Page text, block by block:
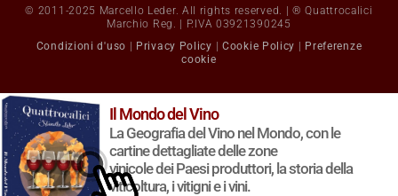
© 2011-2025 Marcello Leder. All rights reserved. | ® Quattrocalici
Marchio Reg. | P.IVA 03921390245
Condizioni d'uso
Privacy Policy Cookie Policy
Preferenze
cookie
Il Mondo del Vino
La Geografia del Vino nel Mondo, con le
cartine dettagliate delle zone
vinicole dei Paesi produttori, la storia della
viticoltura, i vitigni e i vini.